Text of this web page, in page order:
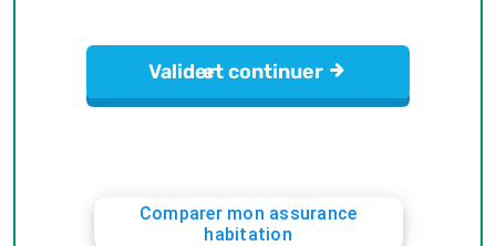
Comparer mon assurance
habitation